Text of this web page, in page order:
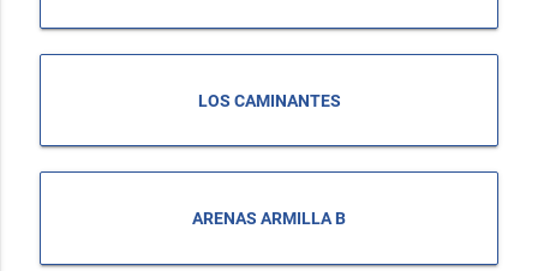
LOS CAMINANTES
ARENAS ARMILLA B